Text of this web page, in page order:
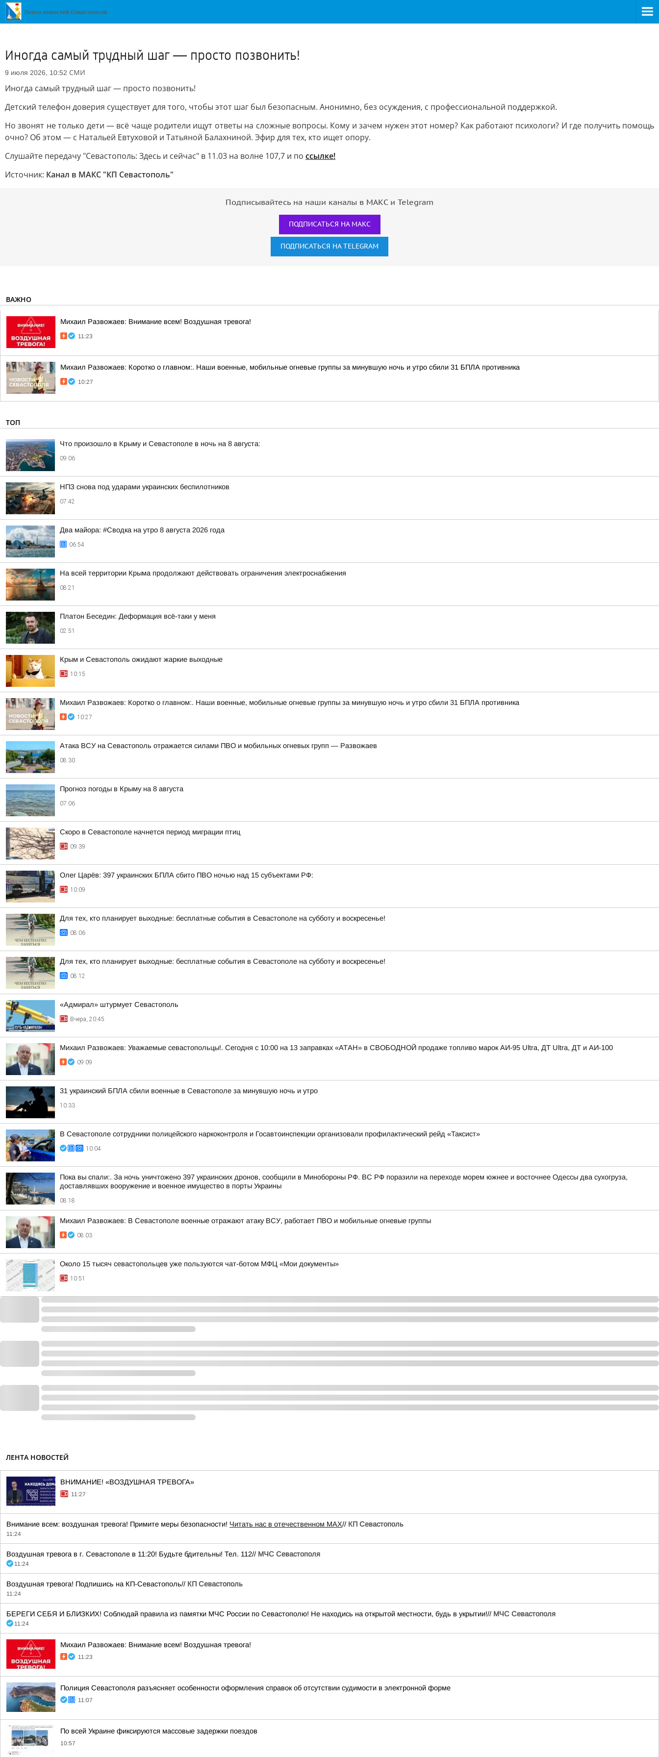
Иногда самый трудный шаг — просто позвонить!
9 июля 2026, 10:52 СМИ
Иногда самый трудный шаг — просто позвонить!
Детский телефон доверия существует для того, чтобы этот шаг был безопасным. Анонимно, без осуждения, с профессиональной поддержкой.
Но звонят не только дети — всё чаще родители ищут ответы на сложные вопросы. Кому и зачем нужен этот номер? Как работают психологи? И где получить помощь
очно? Об этом — с Натальей Евтуховой и Татьяной Балахниной. Эфир для тех, кто ищет опору.
Слушайте передачу "Севастополь: Здесь и сейчас" в 11.03 на волне 107,7 и по ссылке!
Источник: Канал в МАКС "КП Севастополь"
Подписывайтесь на наши каналы в МАКС и Telegram
ПОДПИСАТЬСЯ НА МАКС
ПОДПИСАТЬСЯ НА TELEGRAM
ВАЖНО
Михаил Развожаев: Внимание всем! Воздушная тревога!
11:23
Михаил Развожаев: Коротко о главном:. Наши военные, мобильные огневые группы за минувшую ночь и утро сбили 31 БПЛА противника
10:27
ТОП
Что произошло в Крыму и Севастополе в ночь на 8 августа:
09:06
НПЗ снова под ударами украинских беспилотников
07:42
Два майора: #Сводка на утро 8 августа 2026 года
06:54
На всей территории Крыма продолжают действовать ограничения электроснабжения
08:21
Платон Беседин: Деформация всё-таки у меня
02:51
Крым и Севастополь ожидают жаркие выходные
10:15
Михаил Развожаев: Коротко о главном:. Наши военные, мобильные огневые группы за минувшую ночь и утро сбили 31 БПЛА противника
10:27
Атака ВСУ на Севастополь отражается силами ПВО и мобильных огневых групп — Развожаев
08:30
Прогноз погоды в Крыму на 8 августа
07:06
Скоро в Севастополе начнется период миграции птиц
09:39
Олег Царёв: 397 украинских БПЛА сбито ПВО ночью над 15 субъектами РФ:
10:09
Для тех, кто планирует выходные: бесплатные события в Севастополе на субботу и воскресенье!
08:06
Для тех, кто планирует выходные: бесплатные события в Севастополе на субботу и воскресенье!
08:12
«Адмирал» штурмует Севастополь
Вчера, 20:45
Михаил Развожаев: Уважаемые севастопольцы!. Сегодня с 10:00 на 13 заправках «АТАН» в СВОБОДНОЙ продаже топливо марок АИ-95 Ultra, ДТ Ultra, ДТ и АИ-100
09:09
31 украинский БПЛА сбили военные в Севастополе за минувшую ночь и утро
10:33
В Севастополе сотрудники полицейского наркоконтроля и Госавтоинспекции организовали профилактический рейд «Таксист»
10:04
Пока вы спали:. За ночь уничтожено 397 украинских дронов, сообщили в Минобороны РФ. ВС РФ поразили на переходе морем южнее и восточнее Одессы два сухогруза,
доставлявших вооружение и военное имущество в порты Украины
08:18
Михаил Развожаев: В Севастополе военные отражают атаку ВСУ, работает ПВО и мобильные огневые группы
08:03
Около 15 тысяч севастопольцев уже пользуются чат-ботом МФЦ «Мои документы»
10:51
ЛЕНТА НОВОСТЕЙ
ВНИМАНИЕ! «ВОЗДУШНАЯ ТРЕВОГА»
11:27
Внимание всем: воздушная тревога! Примите меры безопасности! Читать нас в отечественном MAX// КП Севастополь
11:24
Воздушная тревога в г. Севастополе в 11:20! Будьте бдительны! Тел. 112// МЧС Севастополя
11:24
Воздушная тревога! Подпишись на КП-Севастополь// КП Севастополь
11:24
БЕРЕГИ СЕБЯ И БЛИЗКИХ! Соблюдай правила из памятки МЧС России по Севастополю! Не находись на открытой местности, будь в укрытии!// МЧС Севастополя
11:24
Михаил Развожаев: Внимание всем! Воздушная тревога!
11:23
Полиция Севастополя разъясняет особенности оформления справок об отсутствии судимости в электронной форме
11:07
По всей Украине фиксируются массовые задержки поездов
10:57